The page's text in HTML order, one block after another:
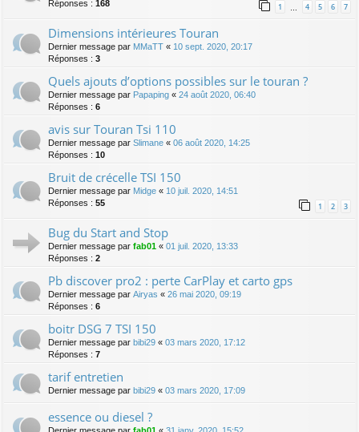
Réponses : 168 1 4 5 6 7
Dimensions intérieures Touran
Dernier message par MMaTT « 10 sept. 2020, 20:17
Réponses : 3
Quels ajouts d’options possibles sur le touran ?
Dernier message par Papaping « 24 août 2020, 06:40
Réponses : 6
avis sur Touran Tsi 110
Dernier message par Slimane « 06 août 2020, 14:25
Réponses : 10
Bruit de crécelle TSI 150
Dernier message par Midge « 10 juil. 2020, 14:51
Réponses : 55 1 2 3
Bug du Start and Stop
Dernier message par fab01 « 01 juil. 2020, 13:33
Réponses : 2
Pb discover pro2 : perte CarPlay et carto gps
Dernier message par Airyas « 26 mai 2020, 09:19
Réponses : 6
boitr DSG 7 TSI 150
Dernier message par bibi29 « 03 mars 2020, 17:12
Réponses : 7
tarif entretien
Dernier message par bibi29 « 03 mars 2020, 17:09
essence ou diesel ?